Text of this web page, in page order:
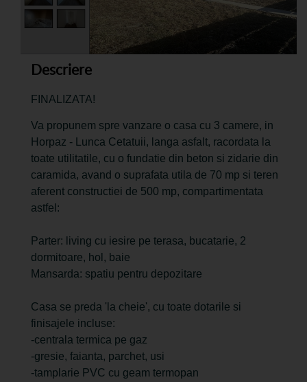
Descriere
FINALIZATA!
Va propunem spre vanzare o casa cu 3 camere, in
Horpaz - Lunca Cetatuii, langa asfalt, racordata la
toate utilitatile, cu o fundatie din beton si zidarie din
caramida, avand o suprafata utila de 70 mp si teren
aferent constructiei de 500 mp, compartimentata
astfel:
Parter: living cu iesire pe terasa, bucatarie, 2
dormitoare, hol, baie
Mansarda: spatiu pentru depozitare
Casa se preda 'la cheie', cu toate dotarile si
finisajele incluse:
-centrala termica pe gaz
-gresie, faianta, parchet, usi
-tamplarie PVC cu geam termopan